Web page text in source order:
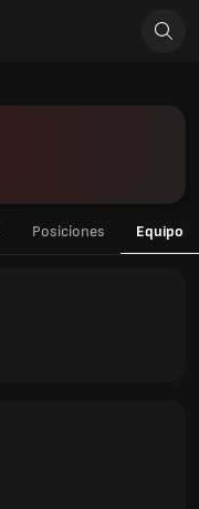
Posiciones Equipo